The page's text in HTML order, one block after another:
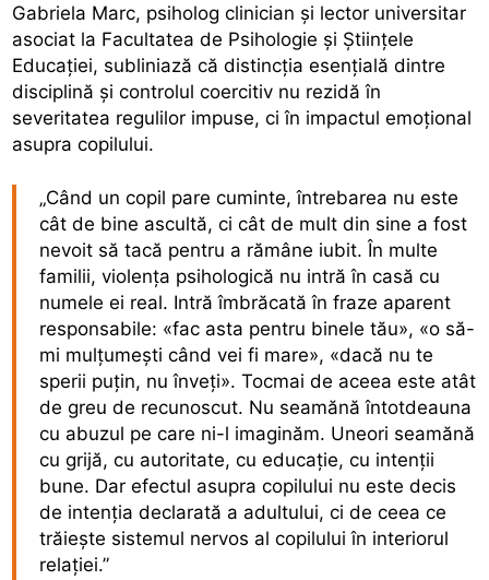
Gabriela Marc, psiholog clinician și lector universitar
asociat la Facultatea de Psihologie și Științele
Educației, subliniază că distincția esențială dintre
disciplină și controlul coercitiv nu rezidă în
severitatea regulilor impuse, ci în impactul emoțional
asupra copilului.
„Când un copil pare cuminte, întrebarea nu este
cât de bine ascultă, ci cât de mult din sine a fost
nevoit să tacă pentru a rămâne iubit. În multe
familii, violența psihologică nu intră în casă cu
numele ei real. Intră îmbrăcată în fraze aparent
responsabile: «fac asta pentru binele tău», «o să-
mi mulțumești când vei fi mare», «dacă nu te
sperii puțin, nu înveți». Tocmai de aceea este atât
de greu de recunoscut. Nu seamănă întotdeauna
cu abuzul pe care ni-l imaginăm. Uneori seamănă
cu grijă, cu autoritate, cu educație, cu intenții
bune. Dar efectul asupra copilului nu este decis
de intenția declarată a adultului, ci de ceea ce
trăiește sistemul nervos al copilului în interiorul
relației.”